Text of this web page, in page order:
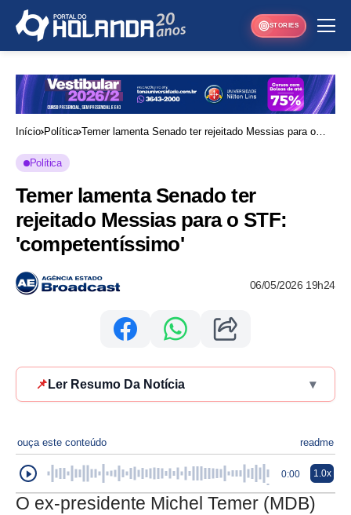
STORIES
Início Política Temer lamenta Senado ter rejeitado Messias para o
Política
Temer lamenta Senado ter
rejeitado Messias para o STF:
'competentíssimo'
06/05/2026 19h24
📌 Ler Resumo Da Notícia ▾
ouça este conteúdo readme
0:00 1.0x
O ex-presidente Michel Temer (MDB)